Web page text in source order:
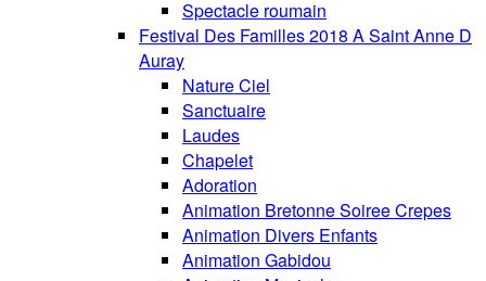
Spectacle roumain
Festival Des Familles 2018 A Saint Anne D
Auray
Nature Ciel
Sanctuaire
Laudes
Chapelet
Adoration
Animation Bretonne Soiree Crepes
Animation Divers Enfants
Animation Gabidou